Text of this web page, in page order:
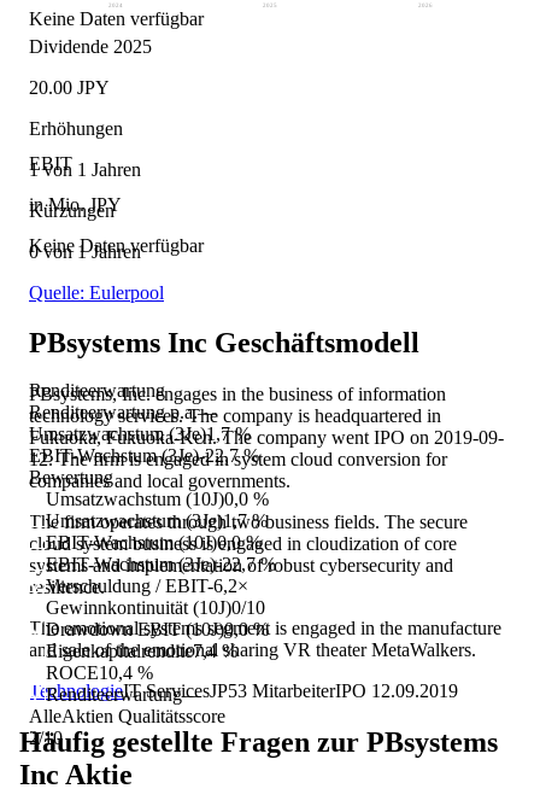
Keine Daten verfügbar
EBIT
in Mio. JPY
Keine Daten verfügbar
Renditeerwartung
Renditeerwartung p.a.—
Umsatzwachstum (3Je)1,7 %
EBIT-Wachstum (3Je)-22,7 %
Bewertung
Umsatzwachstum (10J)0,0 %
Umsatzwachstum (3Je)1,7 %
EBIT-Wachstum (10J)0,0 %
EBIT-Wachstum (3Je)-22,7 %
Verschuldung / EBIT-6,2×
Gewinnkontinuität (10J)0/10
Drawdown EBIT (10J)0,0 %
Eigenkapitalrendite7,4 %
ROCE10,4 %
Renditeerwartung—
AlleAktien Qualitätsscore
2/10
2024 2025 2026
Dividende 2025
20.00 JPY
Erhöhungen
1 von 1 Jahren
Kürzungen
0 von 1 Jahren
Quelle: Eulerpool
PBsystems Inc Geschäftsmodell
PBsystems, Inc. engages in the business of information
technology services. The company is headquartered in
Fukuoka, Fukuoka-Ken. The company went IPO on 2019-09-
12. The firm is engaged in system cloud conversion for
companies and local governments.
The firm operates through two business fields. The secure
cloud system business is engaged in cloudization of core
systems and implementation of robust cybersecurity and
resilience.
The emotional systems segment is engaged in the manufacture
and sale of the emotional sharing VR theater MetaWalkers.
TechnologieIT ServicesJP53 MitarbeiterIPO 12.09.2019
Häufig gestellte Fragen zur PBsystems
Inc Aktie